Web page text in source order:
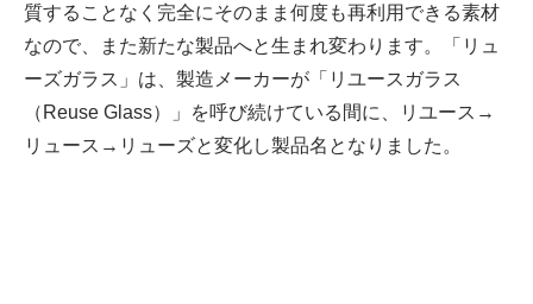
質することなく完全にそのまま何度も再利用できる素材
なので、また新たな製品へと生まれ変わります。「リュ
ーズガラス」は、製造メーカーが「リユースガラス
（Reuse Glass）」を呼び続けている間に、リユース→
リュース→リューズと変化し製品名となりました。